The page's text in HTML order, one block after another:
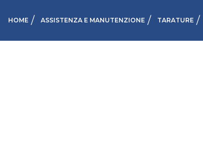
HOME ASSISTENZA E MANUTENZIONE TARATURE